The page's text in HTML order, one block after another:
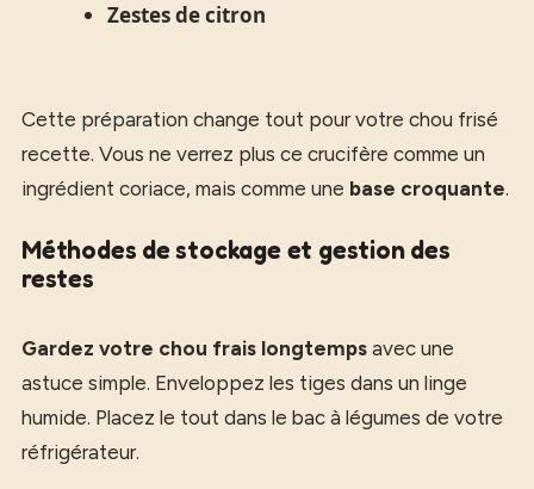
Zestes de citron
Cette préparation change tout pour votre chou frisé
recette. Vous ne verrez plus ce crucifère comme un
ingrédient coriace, mais comme une base croquante.
Méthodes de stockage et gestion des
restes
Gardez votre chou frais longtemps avec une
astuce simple. Enveloppez les tiges dans un linge
humide. Placez le tout dans le bac à légumes de votre
réfrigérateur.